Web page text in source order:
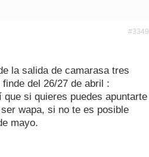
#3349
la salida de camarasa tres
del 26/27 de abril :
que si quieres puedes apuntarte
wapa, si no te es posible
mayo.